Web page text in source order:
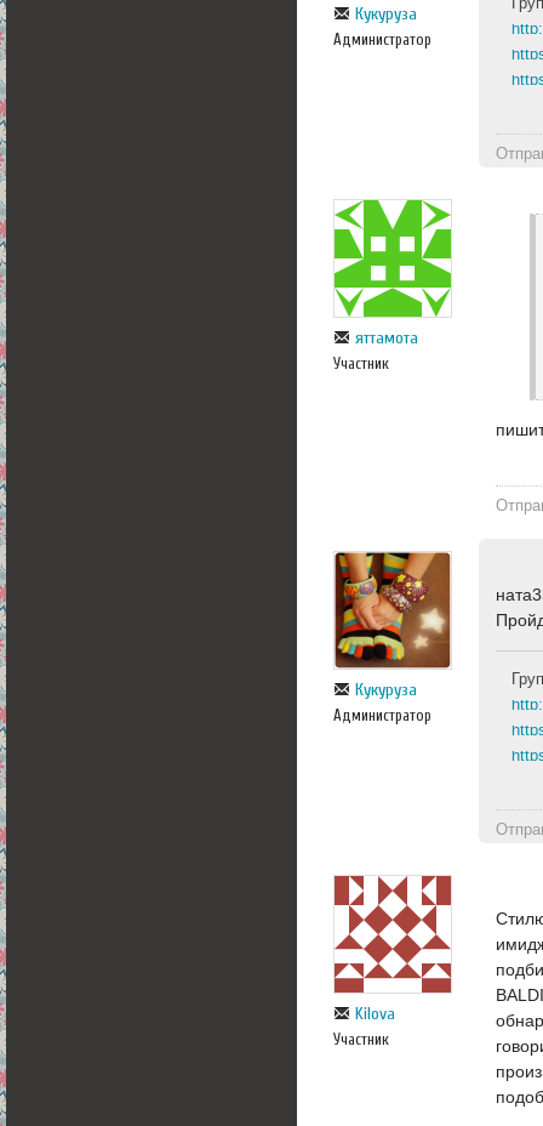
Кукуруза
Администратор
яттамота
Участник
Кукуруза
Администратор
Kilova
Участник